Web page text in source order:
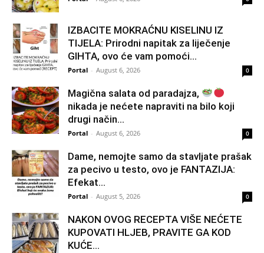
IZBACITE MOKRAĆNU KISELINU IZ
TIJELA: Prirodni napitak za liječenje
GIHTA, ovo će vam pomoći...
Portal - August 6, 2026 0
Magična salata od paradajza,
nikada je nećete napraviti na bilo koji
drugi način…
Portal - August 6, 2026 0
Dame, nemojte samo da stavljate prašak
za pecivo u testo, ovo je FANTAZIJA:
Efekat...
Portal - August 5, 2026 0
NAKON OVOG RECEPTA VIŠE NEĆETE
KUPOVATI HLJEB, PRAVITE GA KOD
KUĆE…